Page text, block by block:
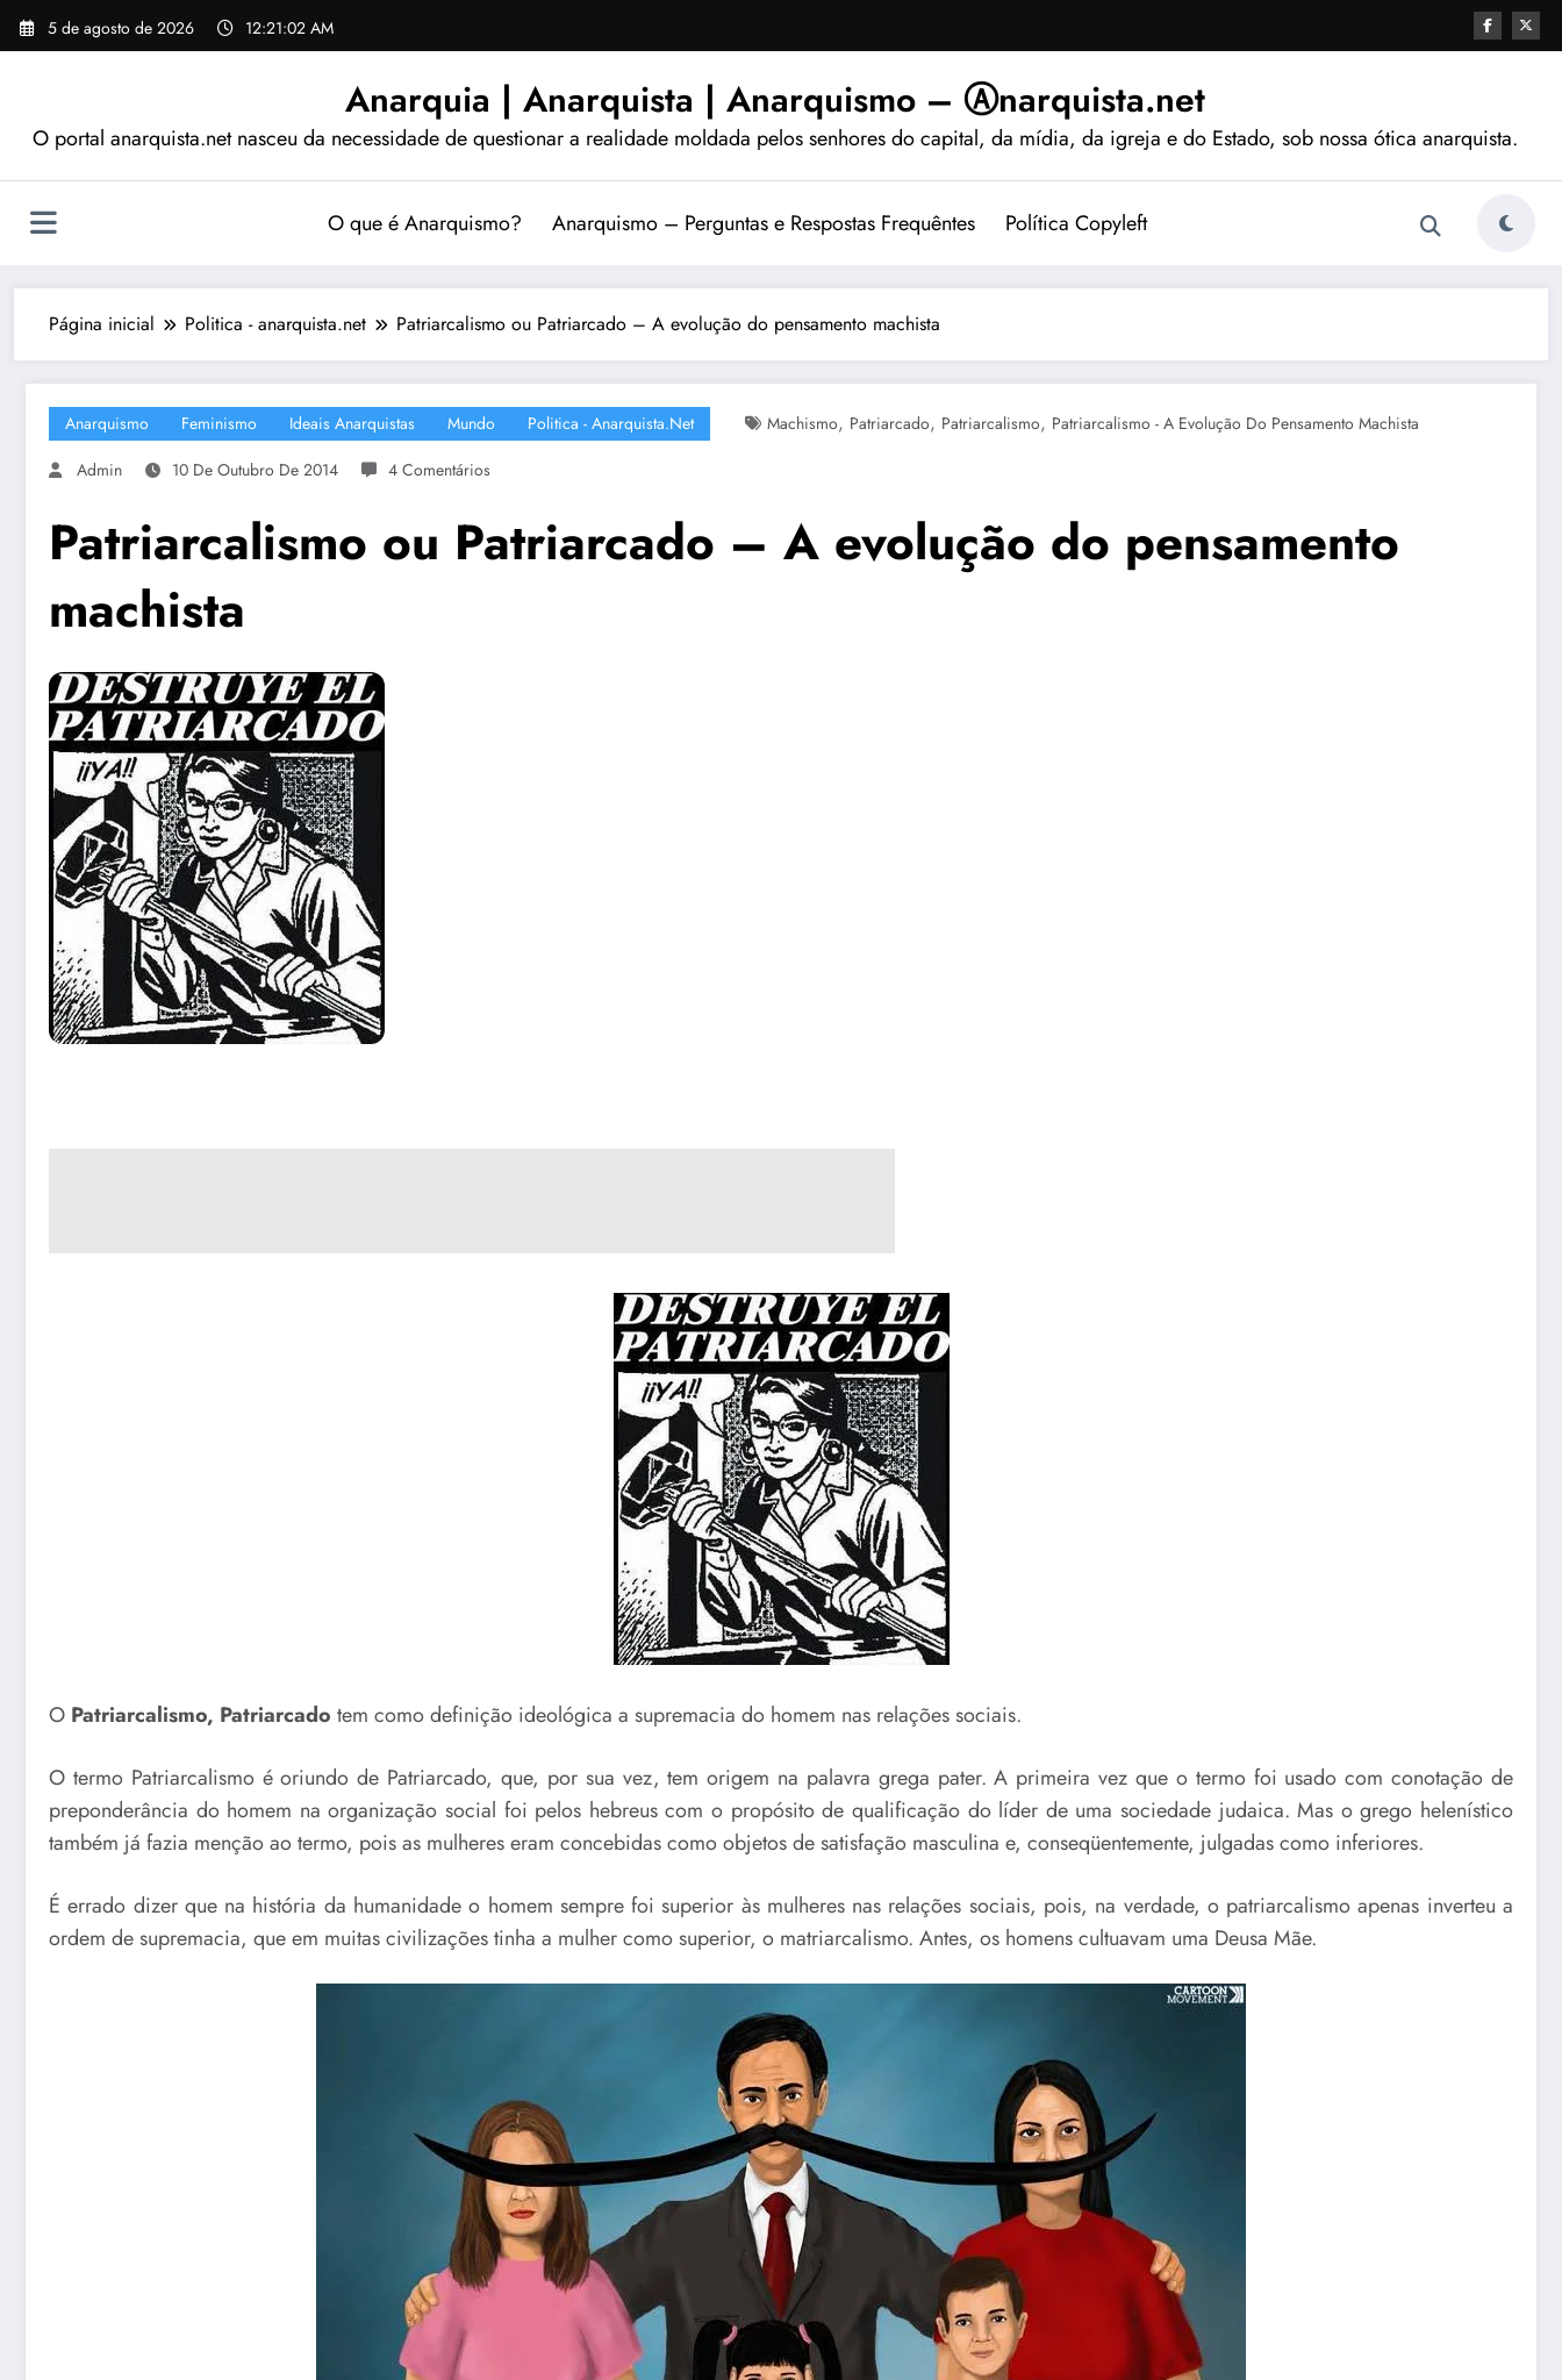
Pular
para
5 de agosto de 2026 12:21:03 AM
Anarquia | Anarquista | Anarquismo – Ⓐnarquista.net
O portal anarquista.net nasceu da necessidade de questionar a realidade moldada pelos senhores do capital, da mídia, da igreja e do Estado, sob nossa ótica anarquista.
O que é Anarquismo? Anarquismo – Perguntas e Respostas Frequêntes Política Copyleft
Página inicial Politica - anarquista.net Patriarcalismo ou Patriarcado – A evolução do pensamento machista
Anarquismo Feminismo Ideais Anarquistas Mundo Politica - Anarquista.net Machismo, Patriarcado, Patriarcalismo, Patriarcalismo - A Evolução Do Pensamento Machista
Admin
10 De Outubro De 2014 4 Comentários
Patriarcalismo ou Patriarcado – A evolução do pensamento
machista
O Patriarcalismo, Patriarcado tem como definição ideológica a supremacia do homem nas relações sociais.
O termo Patriarcalismo é oriundo de Patriarcado, que, por sua vez, tem origem na palavra grega pater. A primeira vez que o termo foi usado com conotação de
preponderância do homem na organização social foi pelos hebreus com o propósito de qualificação do líder de uma sociedade judaica. Mas o grego helenístico
também já fazia menção ao termo, pois as mulheres eram concebidas como objetos de satisfação masculina e, conseqüentemente, julgadas como inferiores.
É errado dizer que na história da humanidade o homem sempre foi superior às mulheres nas relações sociais, pois, na verdade, o patriarcalismo apenas inverteu a
ordem de supremacia, que em muitas civilizações tinha a mulher como superior, o matriarcalismo. Antes, os homens cultuavam uma Deusa Mãe.